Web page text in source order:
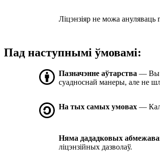
Ліцэнзіяр не можа
Пад наступнымі ўмовамі:
Пазначэнне аўтарства — Вы
суадноснай манеры, але не
На тых самых умовах —
Няма дададковых
ліцэнзійных дазволаў.